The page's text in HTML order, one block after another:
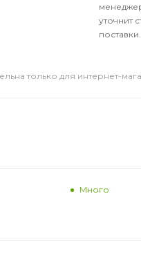
уточнит
поставки.
только для интернет-
Много